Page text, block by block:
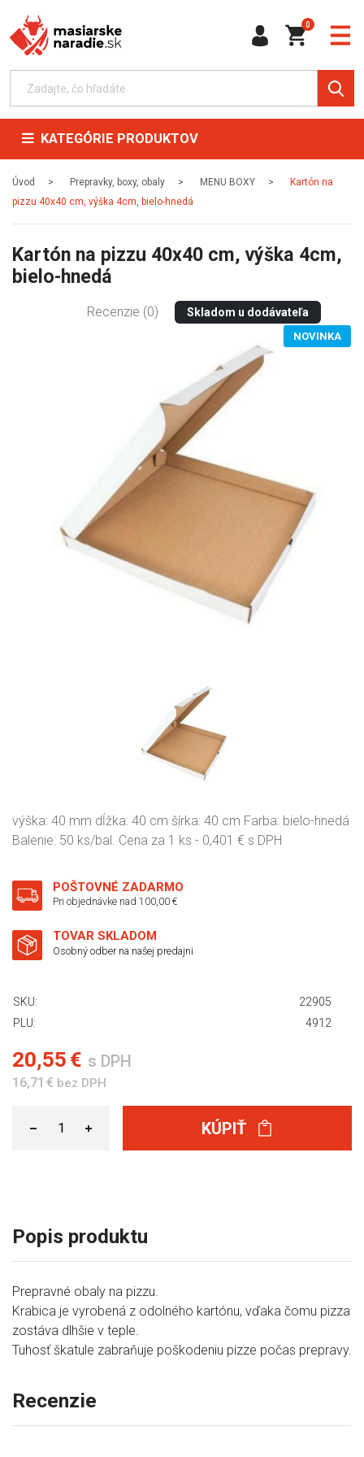
0
KATEGÓRIE PRODUKTOV
Úvod Prepravky, boxy, obaly MENU BOXY
Kartón na
pizzu 40x40 cm, výška 4cm, bielo-hnedá
Kartón na pizzu 40x40 cm, výška 4cm,
bielo-hnedá
Recenzie (0) Skladom u dodávateľa
NOVINKA
výška: 40 mm dĺžka: 40 cm šírka: 40 cm Farba: bielo-hnedá
Balenie: 50 ks/bal. Cena za 1 ks - 0,401 € s DPH
POŠTOVNÉ ZADARMO
Pri objednávke nad 100,00 €
TOVAR SKLADOM
Osobný odber na našej predajni
SKU:
22905
PLU:
4912
20,55 € s DPH
16,71 € bez DPH
KÚPIŤ
Popis produktu
Prepravné obaly na pizzu.
Krabica je vyrobená z odolného kartónu, vďaka čomu pizza
zostáva dlhšie v teple.
Tuhosť škatule zabraňuje poškodeniu pizze počas prepravy.
Recenzie